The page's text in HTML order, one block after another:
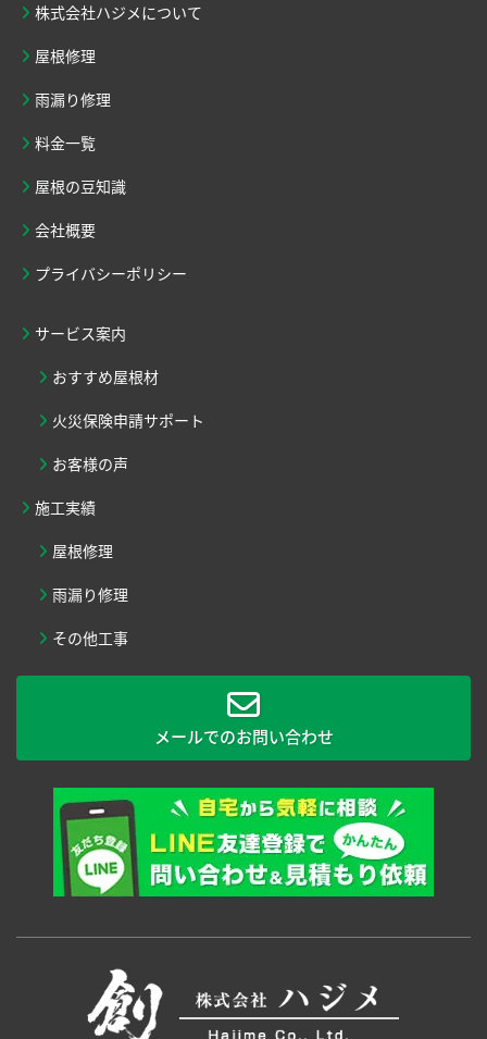
株式会社ハジメについて
屋根修理
雨漏り修理
料金一覧
屋根の豆知識
会社概要
プライバシーポリシー
サービス案内
おすすめ屋根材
火災保険申請サポート
お客様の声
施工実績
屋根修理
雨漏り修理
その他工事
メールでのお問い合わせ